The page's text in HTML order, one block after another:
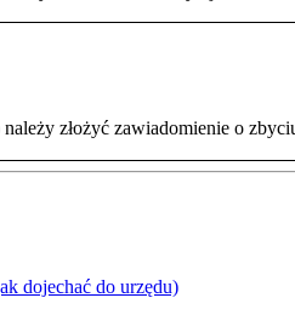
złożyć zawiadomienie o
dojechać do urzędu)